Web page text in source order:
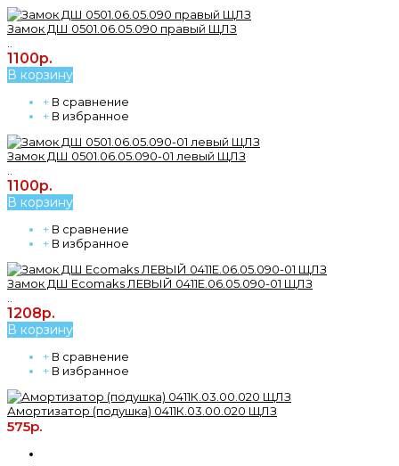
Замок ДШ 0501.06.05.090 правый ЩЛЗ
1100р.
В корзину
+ В сравнение
+ В избранное
Замок ДШ 0501.06.05.090-01 левый ЩЛЗ
1100р.
В корзину
+ В сравнение
+ В избранное
Замок ДШ Ecomaks ЛЕВЫЙ 0411Е.06.05.090-01 ЩЛЗ
1208р.
В корзину
+ В сравнение
+ В избранное
Амортизатор (подушка) 0411К.03.00.020 ЩЛЗ
575р.